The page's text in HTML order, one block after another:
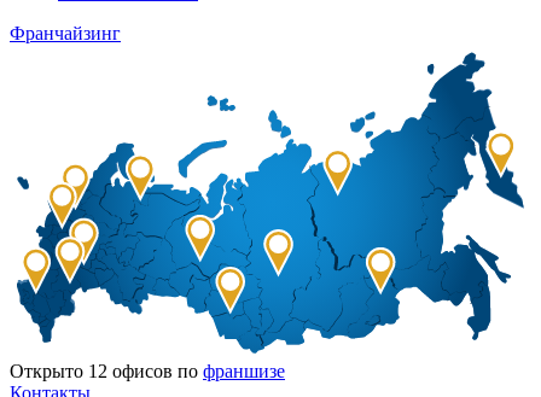
Франчайзинг
Открыто 12 офисов по франшизе
Контакты